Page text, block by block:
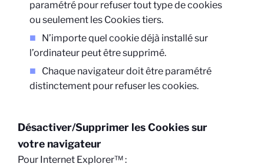
paramétré pour refuser tout type de cookies
ou seulement les Cookies tiers.
N’importe quel cookie déjà installé sur
l’ordinateur peut être supprimé.
Chaque navigateur doit être paramétré
distinctement pour refuser les cookies.
Désactiver/Supprimer les Cookies sur
votre navigateur
Pour Internet Explorer™ :